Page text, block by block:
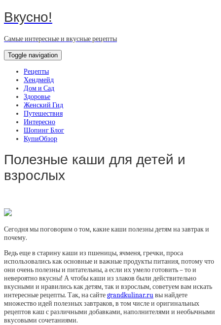
Вкусно!
Самые интересные и вкусные рецепты
Toggle navigation
Рецепты
Хендмейд
Дом и Сад
Здоровье
Женский Гид
Путешествия
Интересно
Шопинг Блог
КупиОбзор
Полезные каши для детей и
взрослых
Сегодня мы поговорим о том, какие каши полезны детям на завтрак и
почему.
Ведь еще в старину каши из пшеницы, ячменя, гречки, проса
использовались как основные и важные продукты питания, потому что
они очень полезны и питательны, а если их умело готовить – то и
невероятно вкусны! А чтобы каши из злаков были действительно
вкусными и нравились как детям, так и взрослым, советуем вам искать
интересные рецепты. Так, на сайтеgrandkulinar.ruвы найдете
множество идей полезных завтраков, в том числе и оригинальных
рецептов каш с различными добавками, наполнителями и необычными
вкусовыми сочетаниями.